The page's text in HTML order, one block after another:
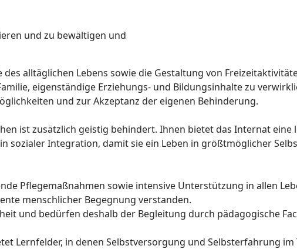
und zu bewältigen und
alltäglichen Lebens sowie die Gestaltung von
eigenständige Erziehungs- und Bildungsinhalte zu
und zur Akzeptanz der eigenen Behinderung.
ist zusätzlich geistig behindert. Ihnen bietet das Internat eine
sozialer Integration, damit sie ein Leben in größtmöglicher
Pflegemaßnahmen sowie intensive Unterstützung in allen
menschlicher Begegnung verstanden.
und bedürfen deshalb der Begleitung durch pädagogische
Lernfelder, in denen Selbstversorgung und Selbsterfahrung